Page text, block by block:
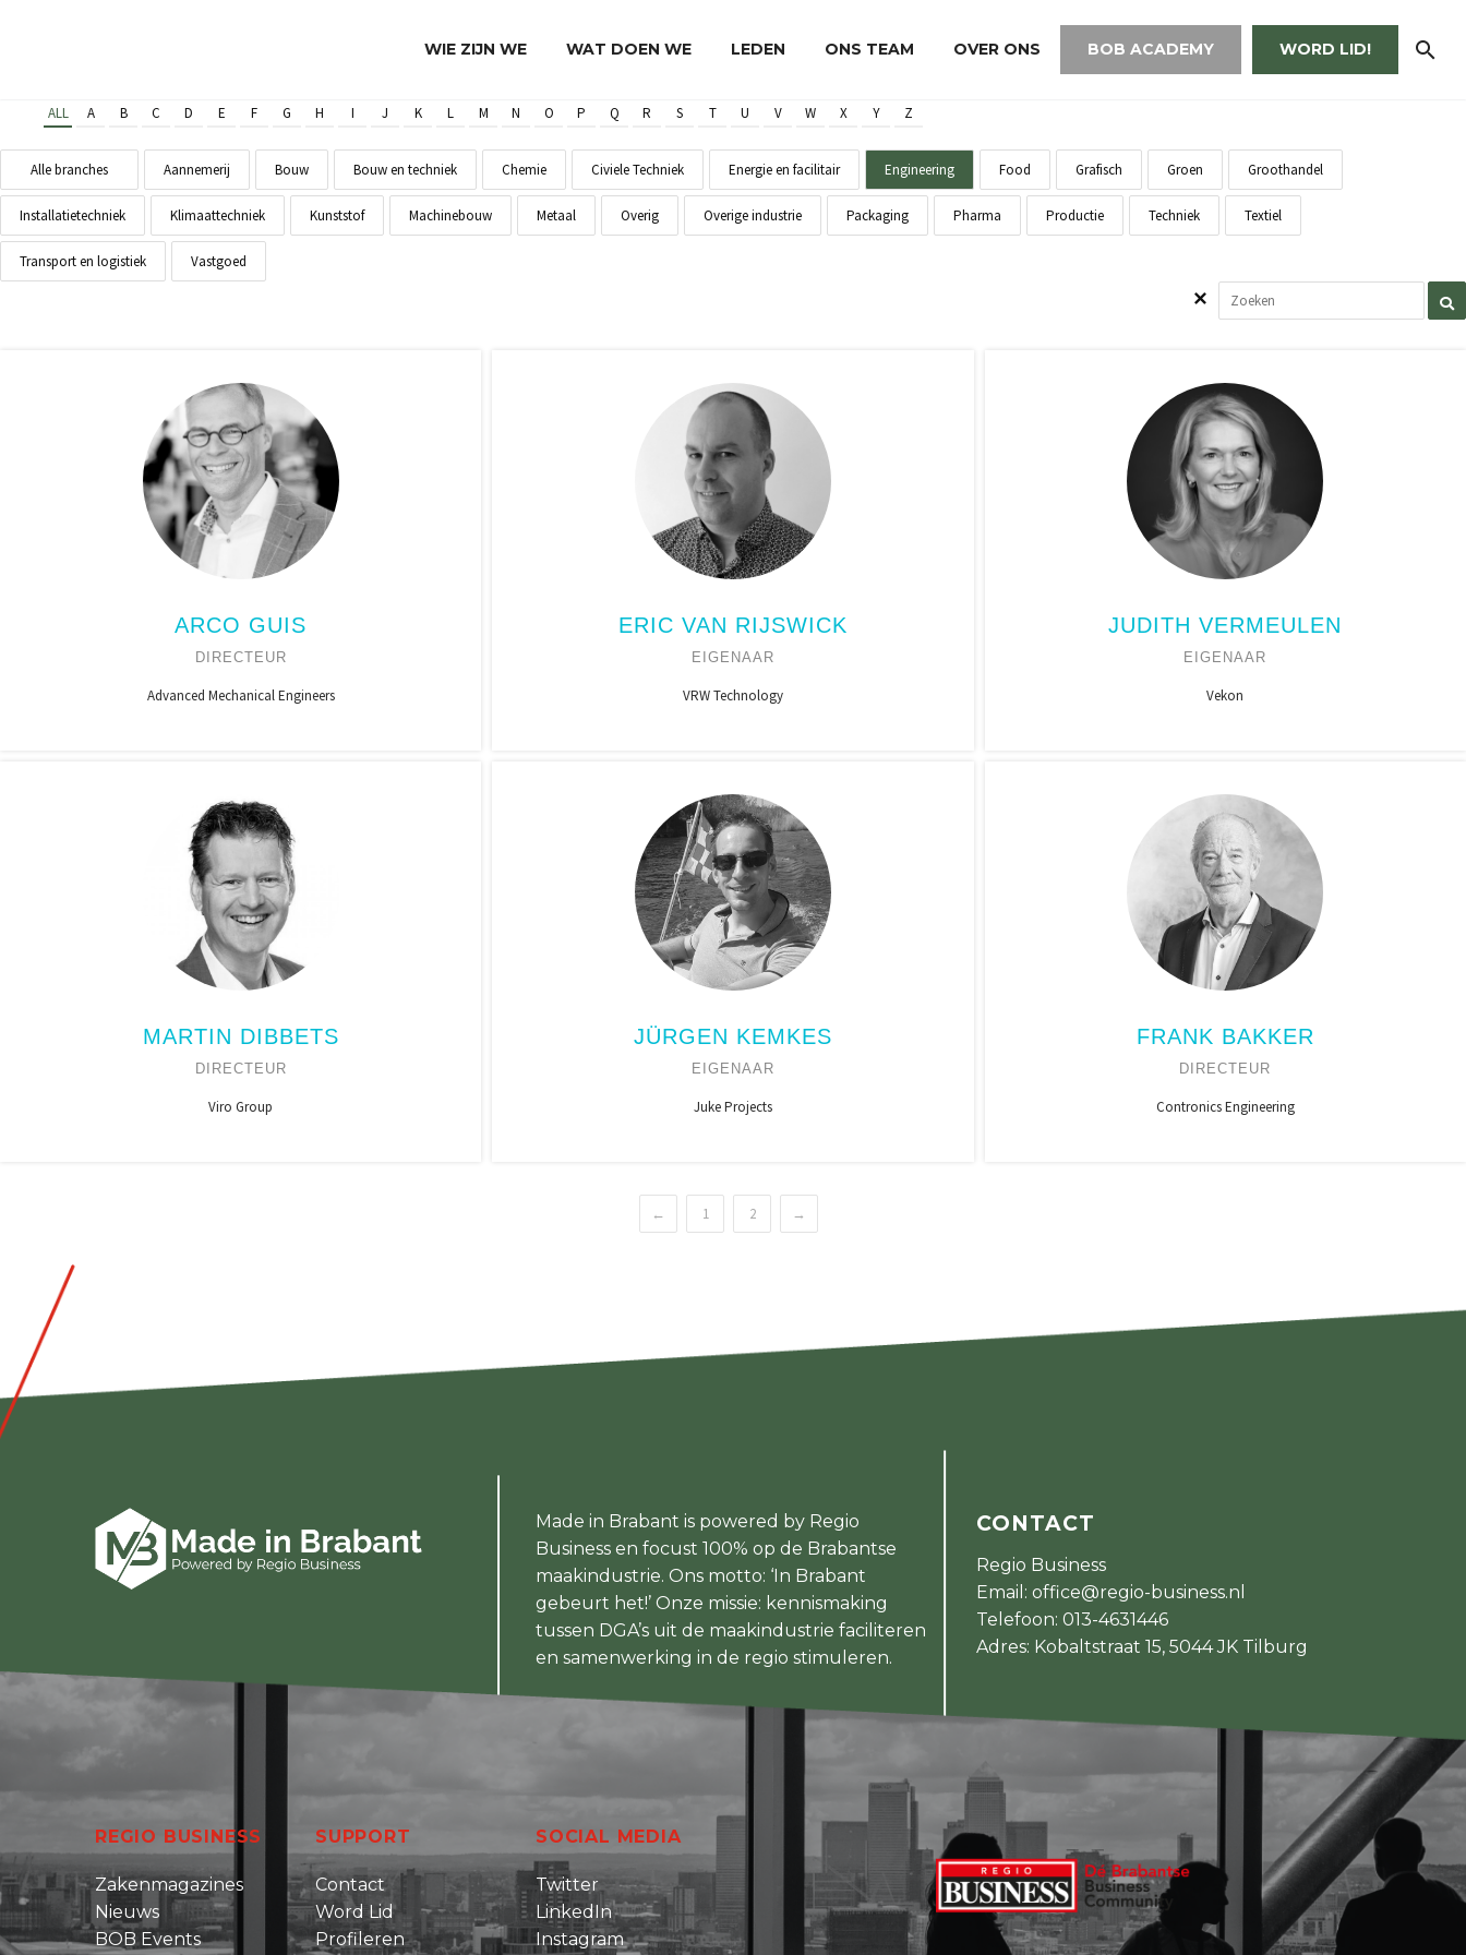
WIE ZIJN WE WAT DOEN WE LEDEN ONS TEAM OVER ONS BOB ACADEMY WORD LID!
ALL A B C D E F G H I J K L M N O P Q R S T U V W X Y Z
Alle branches Aannemerij Bouw Bouw en techniek Chemie Civiele Techniek Energie en facilitair Engineering Food Grafisch Groen Groothandel
Installatietechniek Klimaattechniek Kunststof Machinebouw Metaal Overig Overige industrie Packaging Pharma Productie Techniek Textiel
Transport en logistiek Vastgoed
ARCO GUIS
DIRECTEUR
Advanced Mechanical Engineers
ERIC VAN RIJSWICK
EIGENAAR
VRW Technology
JUDITH VERMEULEN
EIGENAAR
Vekon
MARTIN DIBBETS
DIRECTEUR
Viro Group
JÜRGEN KEMKES
EIGENAAR
Juke Projects
FRANK BAKKER
DIRECTEUR
Contronics Engineering
← 1 2 →
Made in Brabant is powered by Regio
Business en focust 100% op de Brabantse
maakindustrie. Ons motto: ‘In Brabant
gebeurt het!’ Onze missie: kennismaking
tussen DGA’s uit de maakindustrie faciliteren
en samenwerking in de regio stimuleren.
CONTACT
Regio Business
Email: office@regio-business.nl
Telefoon: 013-4631446
Adres: Kobaltstraat 15, 5044 JK Tilburg
REGIO BUSINESS
Zakenmagazines
Nieuws
BOB Events
SUPPORT
Contact
Word Lid
Profileren
SOCIAL MEDIA
Twitter
LinkedIn
Instagram